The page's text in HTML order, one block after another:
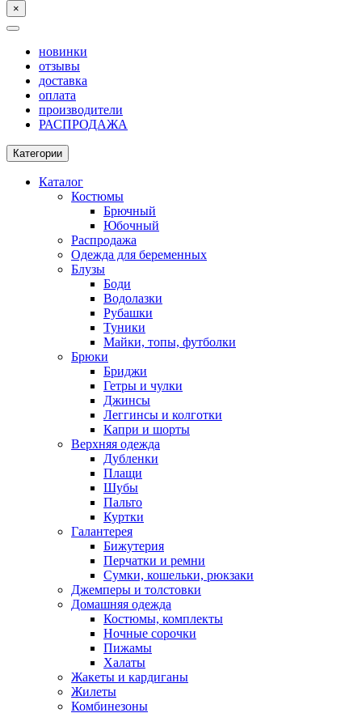
×
новинки
отзывы
доставка
оплата
производители
РАСПРОДАЖА
Категории
Каталог
Костюмы
Брючный
Юбочный
Распродажа
Одежда для беременных
Блузы
Боди
Водолазки
Рубашки
Туники
Майки, топы, футболки
Брюки
Бриджи
Гетры и чулки
Джинсы
Леггинсы и колготки
Капри и шорты
Верхняя одежда
Дубленки
Плащи
Шубы
Пальто
Куртки
Галантерея
Бижутерия
Перчатки и ремни
Сумки, кошельки, рюкзаки
Джемперы и толстовки
Домашняя одежда
Костюмы, комплекты
Ночные сорочки
Пижамы
Халаты
Жакеты и кардиганы
Жилеты
Комбинезоны